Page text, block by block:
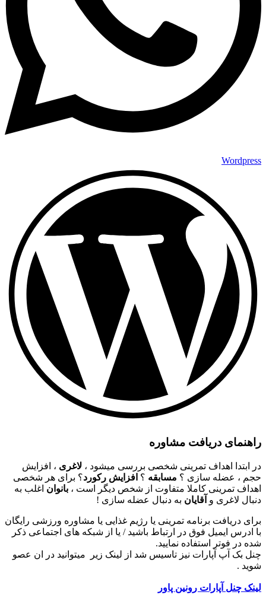
Wordpress
راهنمای دریافت مشاوره
در ابتدا اهداف تمرینی شخصی بررسی میشود ، لاغری ، افزایش
حجم ، عضله سازی ؟ مسابقه ؟ افزایش رکورد؟ برای هر شخصی
اهداف تمرینی کاملا متفاوت از شخص دیگر است ، بانوان اغلب به
دنبال لاغری و آقایان به دنبال عضله سازی !
برای دریافت برنامه تمرینی یا رژیم غذایی یا مشاوره ورزشی رایگان
با ادرس ایمیل فوق در ارتباط باشید / یا از شبکه های اجتماعی ذکر
شده در فوتر استفاده نمایید.
چنل بک آپ آپارات نیز تاسیس شد از لینک زیر میتوانید در ان عصو
شوید .
لینک چنل آپارات رونین پاور